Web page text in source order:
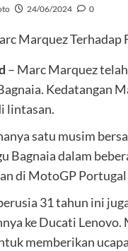
24/06/2024 0
– Marc Marquez
Kedatangan
lintasan.
satu musim
Bagnaia dalam
di MotoGP
31 tahun ini
ke Ducati
memberikan